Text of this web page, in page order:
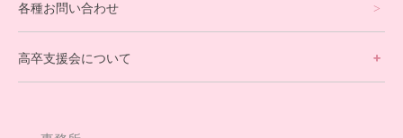
卒業生の今
アウトリーチ支援
[家庭訪問カウンセリング]
保護者交流だより一覧
各種お問い合わせ
高卒支援会について